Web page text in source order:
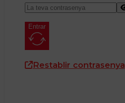
Entrar
Restablir contrasenya